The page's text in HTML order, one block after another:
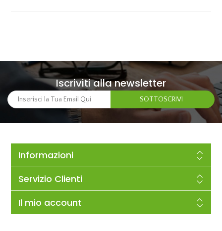
Iscriviti alla newsletter
Informazioni
Servizio Clienti
Il mio account